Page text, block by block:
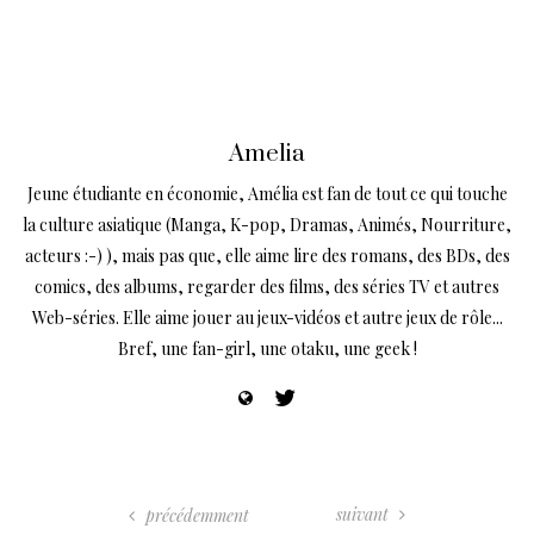
Amelia
Jeune étudiante en économie, Amélia est fan de tout ce qui touche
la culture asiatique (Manga, K-pop, Dramas, Animés, Nourriture,
acteurs :-) ), mais pas que, elle aime lire des romans, des BDs, des
comics, des albums, regarder des films, des séries TV et autres
Web-séries. Elle aime jouer au jeux-vidéos et autre jeux de rôle...
Bref, une fan-girl, une otaku, une geek !
précédemment suivant